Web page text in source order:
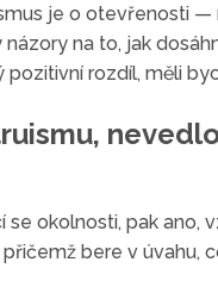
je o otevřenosti
na to, jak
rozdíl, měli
okolnosti, pak ano,
bere v úvahu,